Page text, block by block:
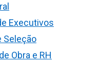
Executivos
Seleção
Obra e RH